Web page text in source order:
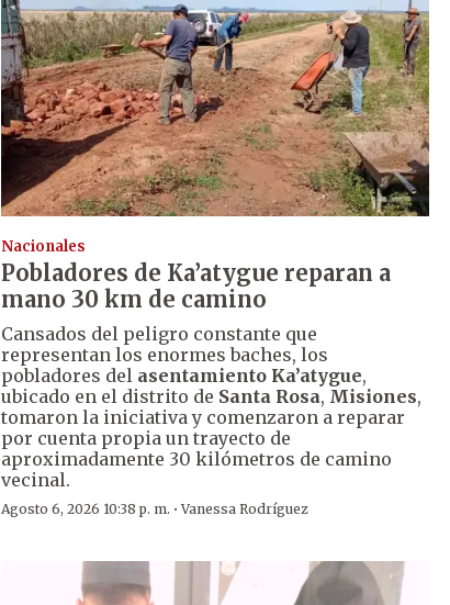
Nacionales
Pobladores de Ka’atygue reparan a
mano 30 km de camino
Cansados del peligro constante que
representan los enormes baches, los
pobladores del asentamiento Ka’atygue,
ubicado en el distrito de Santa Rosa, Misiones,
tomaron la iniciativa y comenzaron a reparar
por cuenta propia un trayecto de
aproximadamente 30 kilómetros de camino
vecinal.
Agosto 6, 2026 10:38 p. m. ·Vanessa Rodríguez